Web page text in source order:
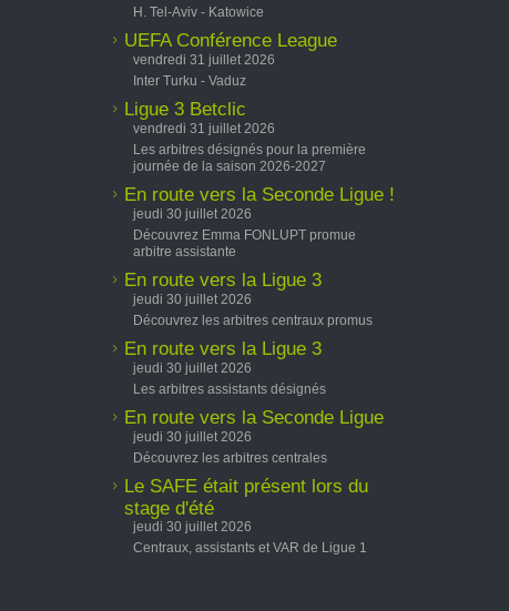
H. Tel-Aviv - Katowice
UEFA Conférence League
vendredi 31 juillet 2026
Inter Turku - Vaduz
Ligue 3 Betclic
vendredi 31 juillet 2026
Les arbitres désignés pour la première
journée de la saison 2026-2027
En route vers la Seconde Ligue !
jeudi 30 juillet 2026
Découvrez Emma FONLUPT promue
arbitre assistante
En route vers la Ligue 3
jeudi 30 juillet 2026
Découvrez les arbitres centraux promus
En route vers la Ligue 3
jeudi 30 juillet 2026
Les arbitres assistants désignés
En route vers la Seconde Ligue
jeudi 30 juillet 2026
Découvrez les arbitres centrales
Le SAFE était présent lors du
stage d'été
jeudi 30 juillet 2026
Centraux, assistants et VAR de Ligue 1